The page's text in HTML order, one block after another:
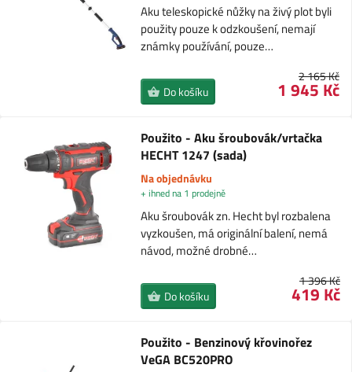
Aku teleskopické nůžky na živý plot byli
použity pouze k odzkoušení, nemají
známky používání, pouze…
2 165 Kč
1 945 Kč
Do košíku
Použito - Aku šroubovák/vrtačka
HECHT 1247 (sada)
Na objednávku
+ ihned na 1 prodejně
Aku šroubovák zn. Hecht byl rozbalena
vyzkoušen, má originální balení, nemá
návod, možné drobné…
1 396 Kč
419 Kč
Do košíku
Použito - Benzinový křovinořez
VeGA BC520PRO